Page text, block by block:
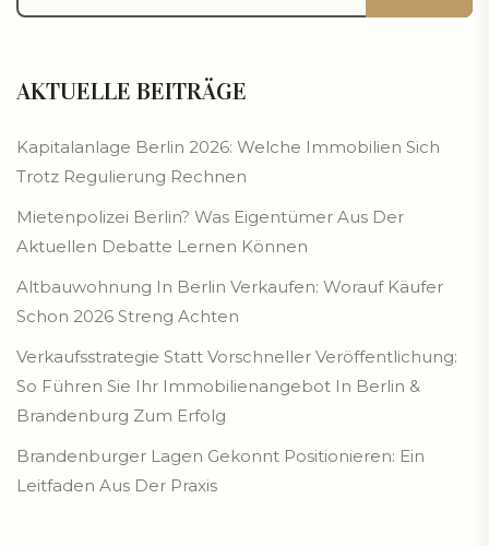
AKTUELLE BEITRÄGE
Kapitalanlage Berlin 2026: Welche Immobilien Sich
Trotz Regulierung Rechnen
Mietenpolizei Berlin? Was Eigentümer Aus Der
Aktuellen Debatte Lernen Können
Altbauwohnung In Berlin Verkaufen: Worauf Käufer
Schon 2026 Streng Achten
Verkaufsstrategie Statt Vorschneller Veröffentlichung:
So Führen Sie Ihr Immobilienangebot In Berlin &
Brandenburg Zum Erfolg
Brandenburger Lagen Gekonnt Positionieren: Ein
Leitfaden Aus Der Praxis